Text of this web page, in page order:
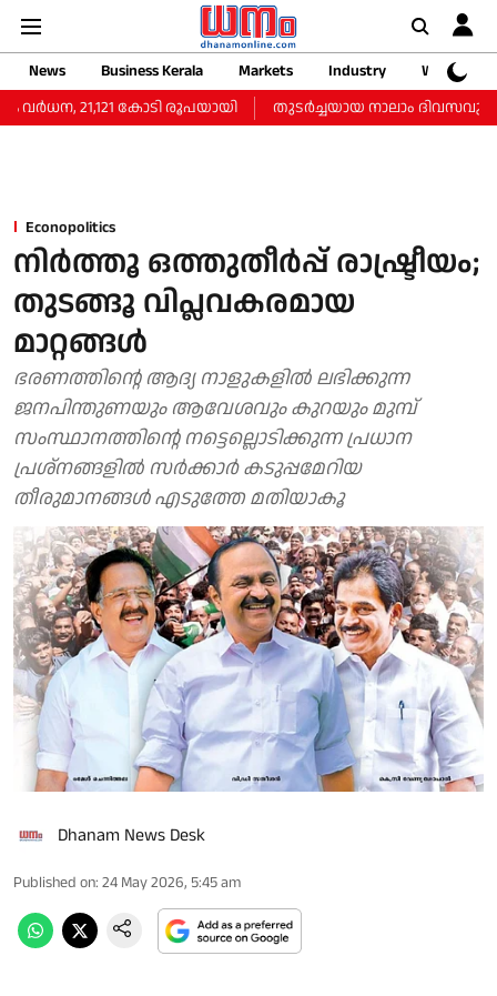
News Business Kerala Markets Industry
Web
കോടി രൂപയായി
തുടർച്ചയായ നാലാം ദിവസവും
Econopolitics
നിര്‍ത്തൂ ഒത്തുതീര്‍പ്പ് രാഷ്ട്രീയം;
തുടങ്ങൂ വിപ്ലവകരമായ
മാറ്റങ്ങള്‍
ഭരണത്തിന്റെ ആദ്യ നാളുകളില്‍ ലഭിക്കുന്ന
ജനപിന്തുണയും ആവേശവും കുറയും മുമ്പ്
സംസ്ഥാനത്തിന്റെ നട്ടെല്ലൊടിക്കുന്ന പ്രധാന
പ്രശ്‌നങ്ങളില്‍ സര്‍ക്കാര്‍ കടുപ്പമേറിയ
തീരുമാനങ്ങള്‍ എടുത്തേ മതിയാകൂ
Dhanam News Desk
Published on: 24 May 2026, 5:45 am